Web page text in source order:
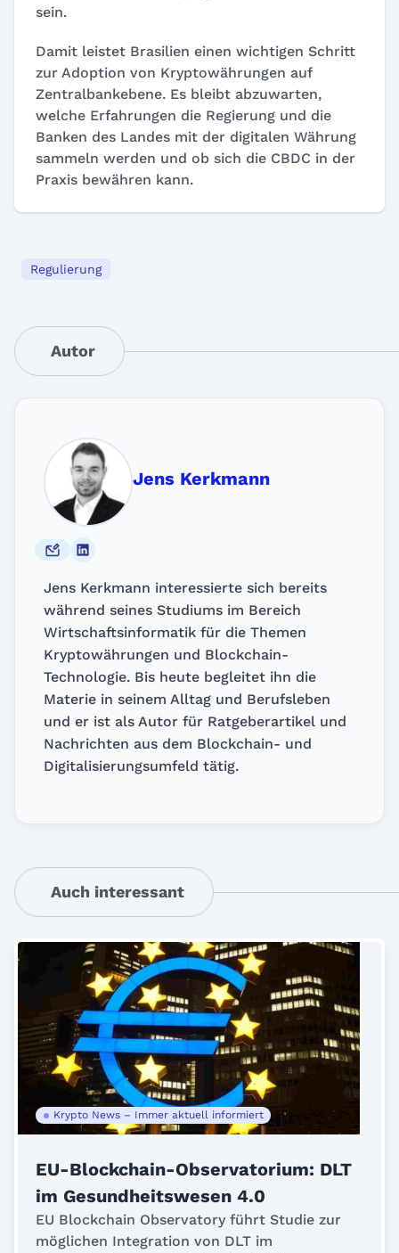
sein.
Damit leistet Brasilien einen wichtigen Schritt
zur Adoption von Kryptowährungen auf
Zentralbankebene. Es bleibt abzuwarten,
welche Erfahrungen die Regierung und die
Banken des Landes mit der digitalen Währung
sammeln werden und ob sich die CBDC in der
Praxis bewähren kann.
Regulierung
Autor
Jens Kerkmann
Jens Kerkmann interessierte sich bereits
während seines Studiums im Bereich
Wirtschaftsinformatik für die Themen
Kryptowährungen und Blockchain-
Technologie. Bis heute begleitet ihn die
Materie in seinem Alltag und Berufsleben
und er ist als Autor für Ratgeberartikel und
Nachrichten aus dem Blockchain- und
Digitalisierungsumfeld tätig.
Auch interessant
Krypto News – Immer aktuell informiert
EU-Blockchain-Observatorium: DLT
im Gesundheitswesen 4.0
EU Blockchain Observatory führt Studie zur
möglichen Integration von DLT im